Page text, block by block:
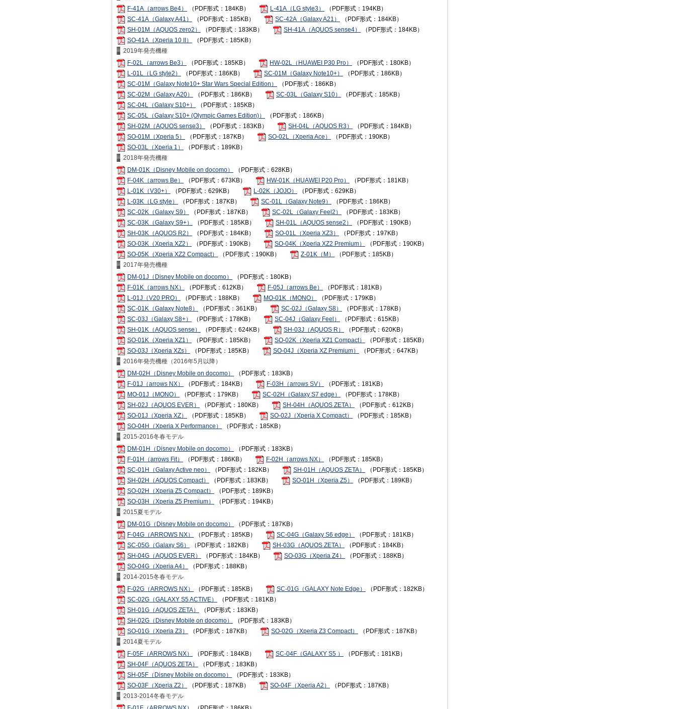
F-41A（arrows Be4）
（PDF形式：184KB） L-41A（LG style3）
（PDF形式：194KB）
SC-41A（Galaxy A41）
（PDF形式：185KB） SC-42A（Galaxy A21）
（PDF形式：184KB）
SH-01M（AQUOS zero2）
（PDF形式：183KB） SH-41A（AQUOS sense4）
（PDF形式：184KB）
SO-41A（Xperia 10 II）
（PDF形式：185KB）
2019年発売機種
F-02L（arrows Be3）
（PDF形式：185KB） HW-02L（HUAWEI P30 Pro）
（PDF形式：180KB）
L-01L（LG style2）
（PDF形式：186KB） SC-01M（Galaxy Note10+）
（PDF形式：186KB）
SC-01M（Galaxy Note10+ Star Wars Special Edition）
（PDF形式：186KB）
SC-02M（Galaxy A20）
（PDF形式：186KB） SC-03L（Galaxy S10）
（PDF形式：185KB）
SC-04L（Galaxy S10+）
（PDF形式：185KB）
SC-05L（Galaxy S10+ (Olympic Games Edition)）
（PDF形式：186KB）
SH-02M（AQUOS sense3）
（PDF形式：183KB） SH-04L（AQUOS R3）
（PDF形式：184KB）
SO-01M（Xperia 5）
（PDF形式：187KB） SO-02L（Xperia Ace）
（PDF形式：190KB）
SO-03L（Xperia 1）
（PDF形式：189KB）
2018年発売機種
DM-01K（Disney Mobile on docomo）
（PDF形式：628KB）
F-04K（arrows Be）
（PDF形式：673KB） HW-01K（HUAWEI P20 Pro）
（PDF形式：181KB）
L-01K（V30+）
（PDF形式：629KB） L-02K（JOJO）
（PDF形式：629KB）
L-03K（LG style）
（PDF形式：187KB） SC-01L（Galaxy Note9）
（PDF形式：186KB）
SC-02K（Galaxy S9）
（PDF形式：187KB） SC-02L（Galaxy Feel2）
（PDF形式：183KB）
SC-03K（Galaxy S9+）
（PDF形式：185KB） SH-01L（AQUOS sense2）
（PDF形式：190KB）
SH-03K（AQUOS R2）
（PDF形式：184KB） SO-01L（Xperia XZ3）
（PDF形式：197KB）
SO-03K（Xperia XZ2）
（PDF形式：190KB） SO-04K（Xperia XZ2 Premium）
（PDF形式：190KB）
SO-05K（Xperia XZ2 Compact）
（PDF形式：190KB） Z-01K（M）
（PDF形式：185KB）
2017年発売機種
DM-01J（Disney Mobile on docomo）
（PDF形式：180KB）
F-01K（arrows NX）
（PDF形式：612KB） F-05J（arrows Be）
（PDF形式：181KB）
L-01J（V20 PRO）
（PDF形式：188KB） MO-01K（MONO）
（PDF形式：179KB）
SC-01K（Galaxy Note8）
（PDF形式：361KB） SC-02J（Galaxy S8）
（PDF形式：178KB）
SC-03J（Galaxy S8+）
（PDF形式：178KB） SC-04J（Galaxy Feel）
（PDF形式：615KB）
SH-01K（AQUOS sense）
（PDF形式：624KB） SH-03J（AQUOS R）
（PDF形式：620KB）
SO-01K（Xperia XZ1）
（PDF形式：185KB） SO-02K（Xperia XZ1 Compact）
（PDF形式：185KB）
SO-03J（Xperia XZs）
（PDF形式：185KB） SO-04J（Xperia XZ Premium）
（PDF形式：647KB）
2016年発売機種（2016年5月以降）
DM-02H（Disney Mobile on docomo）
（PDF形式：183KB）
F-01J（arrows NX）
（PDF形式：184KB） F-03H（arrows SV）
（PDF形式：181KB）
MO-01J（MONO）
（PDF形式：179KB） SC-02H（Galaxy S7 edge）
（PDF形式：178KB）
SH-02J（AQUOS EVER）
（PDF形式：180KB） SH-04H（AQUOS ZETA）
（PDF形式：612KB）
SO-01J（Xperia XZ）
（PDF形式：185KB） SO-02J（Xperia X Compact）
（PDF形式：185KB）
SO-04H（Xperia X Performance）
（PDF形式：185KB）
2015-2016冬春モデル
DM-01H（Disney Mobile on docomo）
（PDF形式：183KB）
F-01H（arrows Fit）
（PDF形式：186KB） F-02H（arrows NX）
（PDF形式：185KB）
SC-01H（Galaxy Active neo）
（PDF形式：182KB） SH-01H（AQUOS ZETA）
（PDF形式：185KB）
SH-02H（AQUOS Compact）
（PDF形式：183KB） SO-01H（Xperia Z5）
（PDF形式：189KB）
SO-02H（Xperia Z5 Compact）
（PDF形式：189KB）
SO-03H（Xperia Z5 Premium）
（PDF形式：194KB）
2015夏モデル
DM-01G（Disney Mobile on docomo）
（PDF形式：187KB）
F-04G（ARROWS NX）
（PDF形式：185KB） SC-04G（Galaxy S6 edge）
（PDF形式：181KB）
SC-05G（Galaxy S6）
（PDF形式：182KB） SH-03G（AQUOS ZETA）
（PDF形式：184KB）
SH-04G（AQUOS EVER）
（PDF形式：184KB） SO-03G（Xperia Z4）
（PDF形式：188KB）
SO-04G（Xperia A4）
（PDF形式：188KB）
2014-2015冬春モデル
F-02G（ARROWS NX）
（PDF形式：185KB） SC-01G（GALAXY Note Edge）
（PDF形式：182KB）
SC-02G（GALAXY S5 ACTIVE）
（PDF形式：181KB）
SH-01G（AQUOS ZETA）
（PDF形式：183KB）
SH-02G（Disney Mobile on docomo）
（PDF形式：183KB）
SO-01G（Xperia Z3）
（PDF形式：187KB） SO-02G（Xperia Z3 Compact）
（PDF形式：187KB）
2014夏モデル
F-05F（ARROWS NX）
（PDF形式：184KB） SC-04F（GALAXY S5 ）
（PDF形式：181KB）
SH-04F（AQUOS ZETA）
（PDF形式：183KB）
SH-05F（Disney Mobile on docomo）
（PDF形式：183KB）
SO-03F（Xperia Z2）
（PDF形式：187KB） SO-04F（Xperia A2）
（PDF形式：187KB）
2013-2014冬春モデル
F-01F（ARROWS NX）
（PDF形式：186KB）